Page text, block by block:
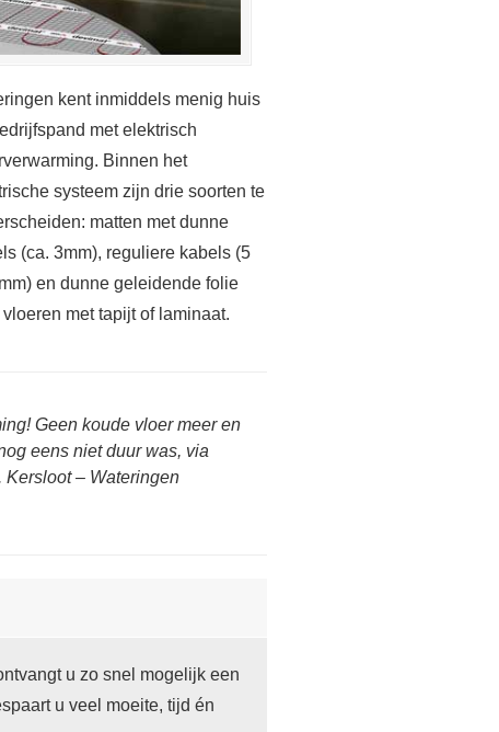
kent inmiddels menig huis
met elektrisch
Binnen het
systeem zijn drie soorten te
matten met dunne
(ca. 3mm), reguliere kabels (5
en dunne geleidende folie
met tapijt of laminaat.
Geen koude vloer meer en
eens niet duur was, via
– Wateringen
u zo snel mogelijk een
u veel moeite, tijd én